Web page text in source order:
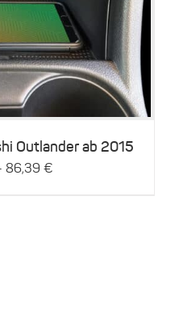
Outlander ab 2015
86,39 €